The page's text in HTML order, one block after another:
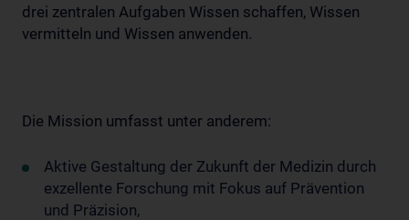
drei zentralen Aufgaben Wissen schaffen, Wissen
vermitteln und Wissen anwenden.
Die Mission umfasst unter anderem:
Aktive Gestaltung der Zukunft der Medizin durch
exzellente Forschung mit Fokus auf Prävention
und Präzision,